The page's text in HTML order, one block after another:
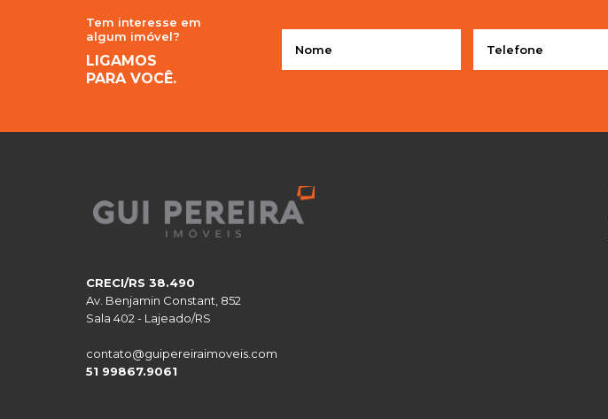
Tem interesse em
algum imóvel?
LIGAMOS
PARA VOCÊ.
CRECI/RS 38.490
Av. Benjamin Constant, 852
Sala 402 - Lajeado/RS
contato@guipereiraimoveis.com
51 99867.9061